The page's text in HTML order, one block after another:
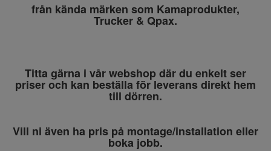
från kända märken som Kamaprodukter,
Trucker & Qpax.
Titta gärna i vår webshop där du enkelt ser
priser och kan beställa för leverans direkt hem
till dörren.
Vill ni även ha pris på montage/installation eller
boka jobb.